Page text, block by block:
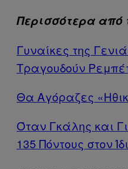
Περισσότερα από
Γυναίκες της
Τραγουδούν
Θα Αγόραζες
Όταν Γκάλης και
135 Πόντους στον